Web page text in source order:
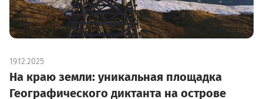
19.12.2025
На краю земли: уникальная площадка
Географического диктанта на острове